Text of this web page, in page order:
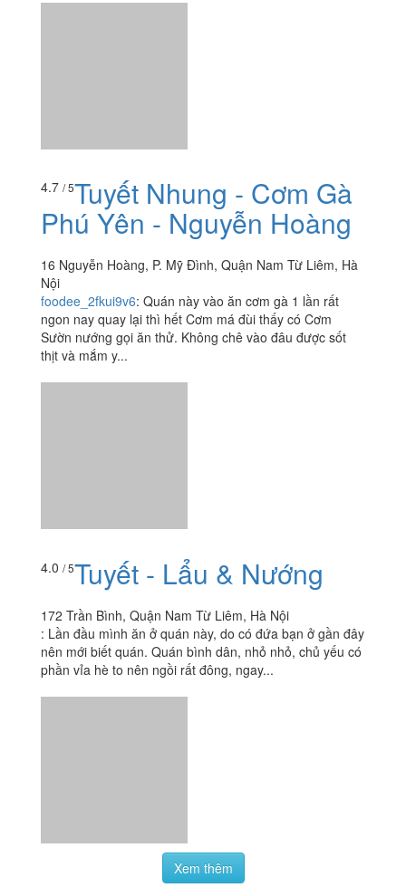
4.7/ 5Tuyết Nhung - Cơm Gà
Phú Yên - Nguyễn Hoàng
16 Nguyễn Hoàng, P. Mỹ Đình, Quận Nam Từ Liêm, Hà
Nội
foodee_2fkui9v6:Quán này vào ăn cơm gà 1 lần rất
4.0 / 5Tuyết - Lẩu & Nướng
172 Trần Bình, Quận Nam Từ Liêm, Hà Nội